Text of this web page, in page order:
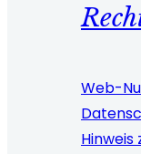
Web-
Hinweis